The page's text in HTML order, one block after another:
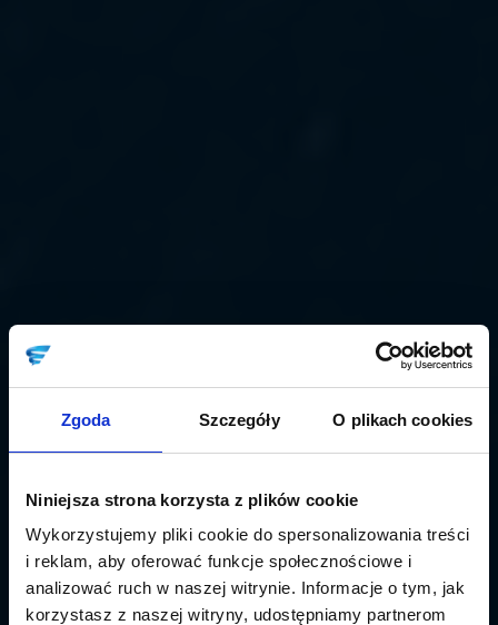
Zgoda Szczegóły O plikach cookies
Niniejsza strona korzysta z plików cookie
Wykorzystujemy pliki cookie do spersonalizowania treści
i reklam, aby oferować funkcje społecznościowe i
analizować ruch w naszej witrynie. Informacje o tym, jak
korzystasz z naszej witryny, udostępniamy partnerom